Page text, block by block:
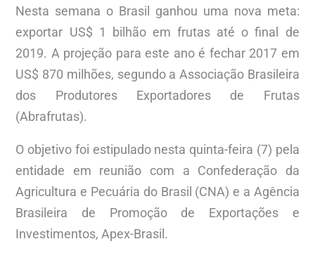
Nesta semana o Brasil ganhou uma nova meta:
exportar US$ 1 bilhão em frutas até o final de
2019. A projeção para este ano é fechar 2017 em
US$ 870 milhões, segundo a Associação Brasileira
dos Produtores Exportadores de Frutas
(Abrafrutas).
O objetivo foi estipulado nesta quinta-feira (7) pela
entidade em reunião com a Confederação da
Agricultura e Pecuária do Brasil (CNA) e a Agência
Brasileira de Promoção de Exportações e
Investimentos, Apex-Brasil.